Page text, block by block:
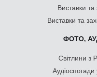
Виставки
Виставки та
ФОТО,
Світлини з